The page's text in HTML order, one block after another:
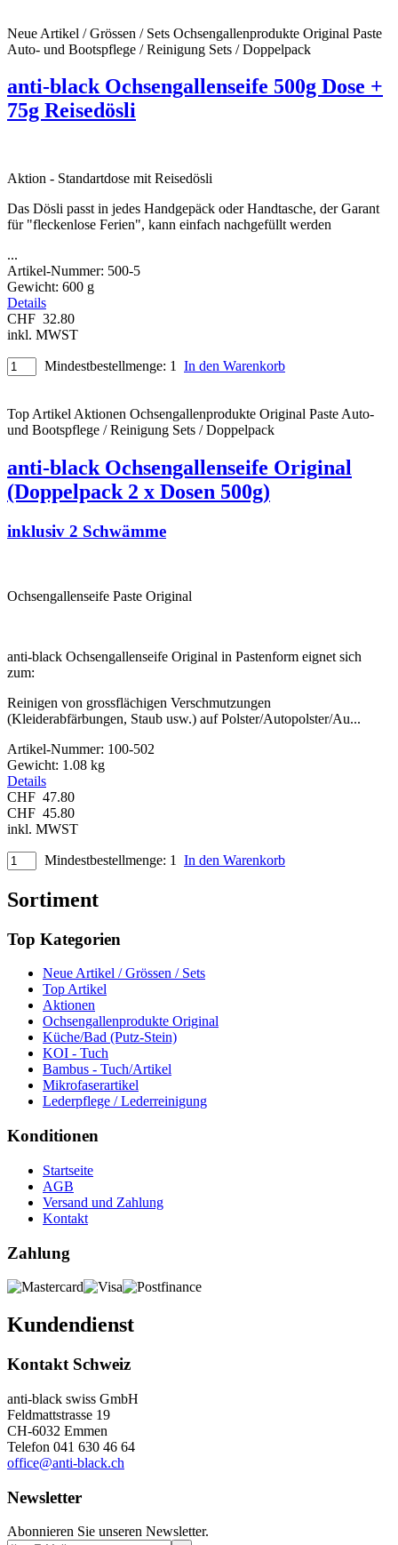
Neue Artikel / Grössen / Sets Ochsengallenprodukte Original Paste
Auto- und Bootspflege / Reinigung Sets / Doppelpack
anti-black Ochsengallenseife 500g Dose +
75g Reisedösli
Aktion - Standartdose mit Reisedösli
Das Dösli passt in jedes Handgepäck oder Handtasche, der Garant
für "fleckenlose Ferien", kann einfach nachgefüllt werden
...
Artikel-Nummer: 500-5
Gewicht: 600 g
Details
CHF 32.80
inkl. MWST
Mindestbestellmenge: 1 In den Warenkorb
Top Artikel Aktionen Ochsengallenprodukte Original Paste Auto-
und Bootspflege / Reinigung Sets / Doppelpack
anti-black Ochsengallenseife Original
(Doppelpack 2 x Dosen 500g)
inklusiv 2 Schwämme
Ochsengallenseife Paste Original
anti-black Ochsengallenseife Original in Pastenform eignet sich
zum:
Reinigen von grossflächigen Verschmutzungen
(Kleiderabfärbungen, Staub usw.) auf Polster/Autopolster/Au...
Artikel-Nummer: 100-502
Gewicht: 1.08 kg
Details
CHF 47.80
CHF 45.80
inkl. MWST
Mindestbestellmenge: 1 In den Warenkorb
Sortiment
Top Kategorien
Neue Artikel / Grössen / Sets
Top Artikel
Aktionen
Ochsengallenprodukte Original
Küche/Bad (Putz-Stein)
KOI - Tuch
Bambus - Tuch/Artikel
Mikrofaserartikel
Lederpflege / Lederreinigung
Konditionen
Startseite
AGB
Versand und Zahlung
Kontakt
Zahlung
Kundendienst
Kontakt Schweiz
anti-black swiss GmbH
Feldmattstrasse 19
CH-6032 Emmen
Telefon 041 630 46 64
office@anti-black.ch
Newsletter
Abonnieren Sie unseren Newsletter.